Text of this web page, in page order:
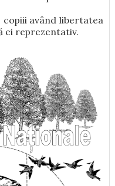
având libertatea
ei reprezentativ.